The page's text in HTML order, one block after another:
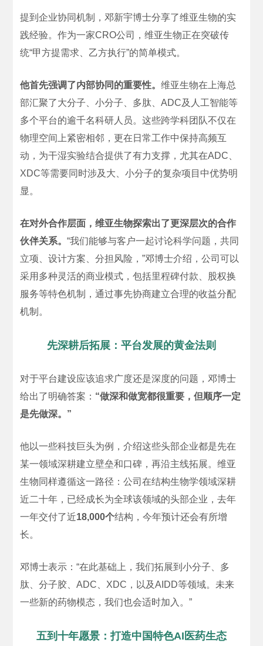
提到企业协同机制，邓新宇博士分享了维亚生物的实
践经验。作为一家CRO公司，维亚生物正在突破传
统“甲方提需求、乙方执行”的简单模式。
他首先强调了内部协同的重要性。维亚生物在上海总
部汇聚了大分子、小分子、多肽、ADC及人工智能等
多个平台的逾千名科研人员。这些跨学科团队不仅在
物理空间上紧密相邻，更在日常工作中保持高频互
动，为干湿实验结合提供了有力支撑，尤其在ADC、
XDC等需要同时涉及大、小分子的复杂项目中优势明
显。
在对外合作层面，维亚生物探索出了更深层次的合作
伙伴关系。“我们能够与客户一起讨论科学问题，共同
立项、设计方案、分担风险，”邓博士介绍，公司可以
采用多种灵活的商业模式，包括里程碑付款、股权换
服务等特色机制，通过事先协商建立合理的收益分配
机制。
先深耕后拓展：平台发展的黄金法则
对于平台建设应该追求广度还是深度的问题，邓博士
给出了明确答案： “做深和做宽都很重要，但顺序一定
是先做深。”
他以一些科技巨头为例，介绍这些头部企业都是先在
某一领域深耕建立壁垒和口碑，再沿主线拓展。维亚
生物同样遵循这一路径：公司在结构生物学领域深耕
近二十年，已经成长为全球该领域的头部企业，去年
一年交付了近18,000个结构，今年预计还会有所增
长。
邓博士表示：“在此基础上，我们拓展到小分子、多
肽、分子胶、ADC、XDC，以及AIDD等领域。未来
一些新的药物模态，我们也会适时加入。”
五到十年愿景：打造中国特色AI医药生态